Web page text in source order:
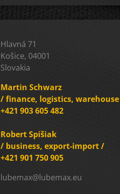
Hlavná 71
Košice, 04001
Slovakia
Martin Schwarz
/ finance, logistics,
+421 903 605 482
Robert Spišiak
/ business, export-import /
+421 901 750 905
lubemax@lubemax.eu